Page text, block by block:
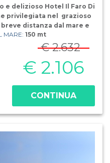
e delizioso Hotel Il Faro Di
privilegiata nel grazioso
distanza dal mare e
per una vacanza
stesso rilassante. C
MARE: 150 mt
€ 2.632
€ 2.106
CONTINUA